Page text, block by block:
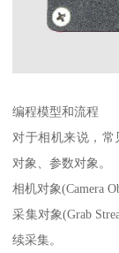
编程模型和流程
对于相机来说，
对象、参数对象。
相机对象(Camera
采集对象(Grab
续采集。